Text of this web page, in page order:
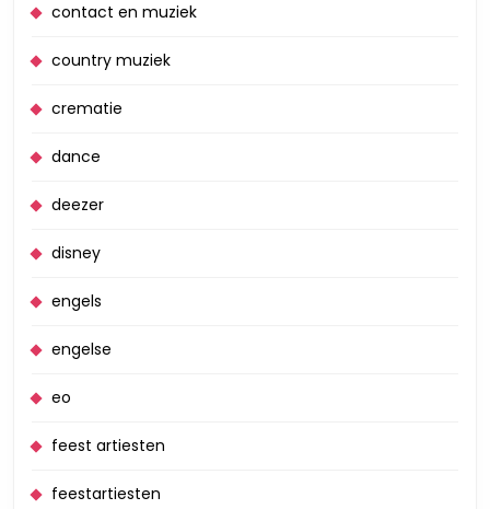
contact en muziek
country muziek
crematie
dance
deezer
disney
engels
engelse
eo
feest artiesten
feestartiesten